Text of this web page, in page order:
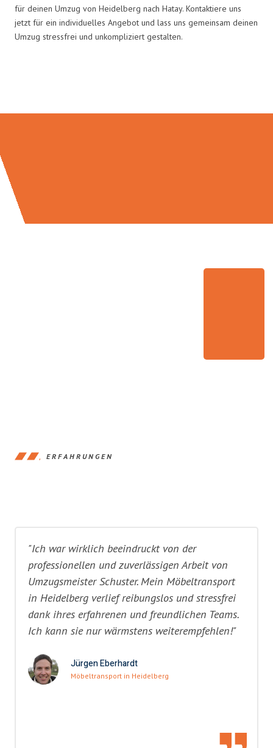
für deinen Umzug von Heidelberg nach Hatay. Kontaktiere uns
jetzt für ein individuelles Angebot und lass uns gemeinsam deinen
Umzug stressfrei und unkompliziert gestalten.
ERFAHRUNGEN
"Ich war wirklich beeindruckt von der
professionellen und zuverlässigen Arbeit von
Umzugsmeister Schuster. Mein Möbeltransport
in Heidelberg verlief reibungslos und stressfrei
dank ihres erfahrenen und freundlichen Teams.
Ich kann sie nur wärmstens weiterempfehlen!"
Jürgen Eberhardt
Möbeltransport in Heidelberg